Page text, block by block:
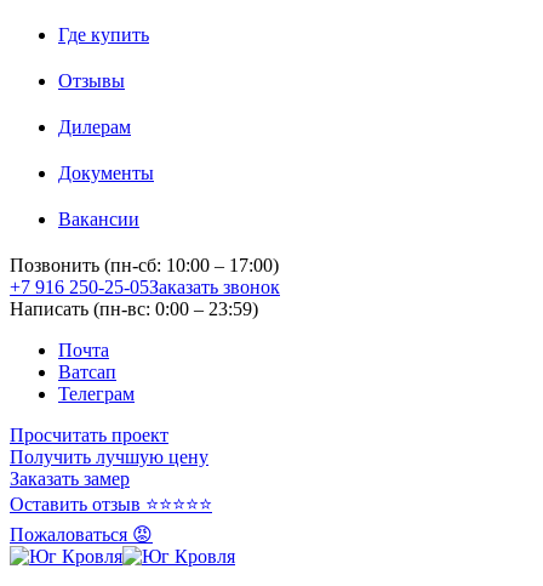
Где купить
Отзывы
Дилерам
Документы
Вакансии
Позвонить (пн-сб: 10:00 – 17:00)
+7 916 250-25-05Заказать звонок
Написать (пн-вс: 0:00 – 23:59)
Почта
Ватсап
Телеграм
Просчитать проект
Получить лучшую цену
Заказать замер
Оставить отзыв ⭐⭐⭐⭐⭐
Пожаловаться 😡